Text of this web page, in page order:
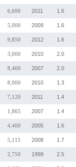
6,690 2011 1.6
5,000 2009 1.6
9,850 2012 1.6
3,000 2010 2.0
8,400 2007 2.0
8,000 2010 1.3
7,120 2011 1.4
1,865 2007 1.4
4,400 2005 1.6
5,115 2008 1.7
2,750 1999 2.5